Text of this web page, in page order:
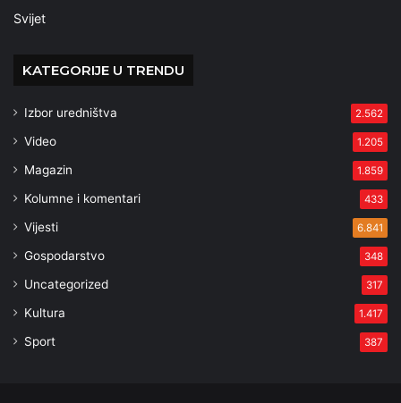
Svijet
KATEGORIJE U TRENDU
Izbor uredništva 2.562
Video 1.205
Magazin 1.859
Kolumne i komentari 433
Vijesti 6.841
Gospodarstvo 348
Uncategorized 317
Kultura 1.417
Sport 387